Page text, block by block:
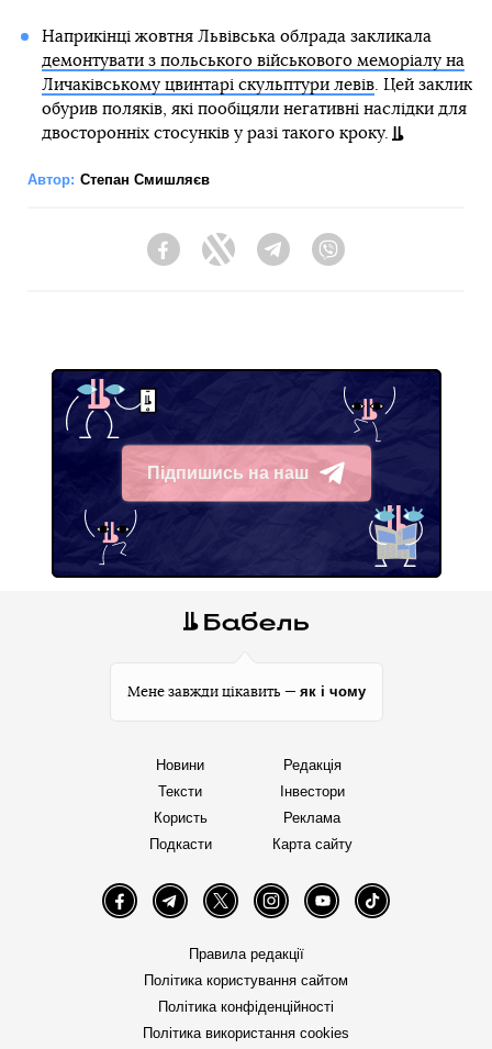
Наприкінці жовтня Львівська облрада закликала
демонтувати з польського військового меморіалу на
Личаківському цвинтарі скульптури левів. Цей заклик
обурив поляків, які пообіцяли негативні наслідки для
двосторонніх стосунків у разі такого кроку.
Автор: Степан Смишляєв
FacebookTwitter Telegram
Підпишись на наш
Telegram
Мене завжди цікавить — як і чому
Новини
Тексти
Користь
Подкасти
Редакція
Інвестори
Реклама
Карта сайту
FacebookTelegramTwitter InstagramYouTube TikTok
Правила редакції
Політика користування сайтом
Політика конфіденційності
Політика використання cookies